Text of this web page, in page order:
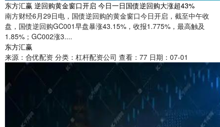
东方汇赢 逆回购黄金窗口开启 今日一日国债逆回购大涨超43%
南方财经6月29日电，国债逆回购的黄金窗口今日开启，截至中午收
盘，国债逆回购GC001早盘暴涨43.15%，收报1.775%，最高触及
1.85%；GC002涨3....
东方汇赢
来源：合优配资 分类：杠杆配资公司 查看：77 日期：07-01